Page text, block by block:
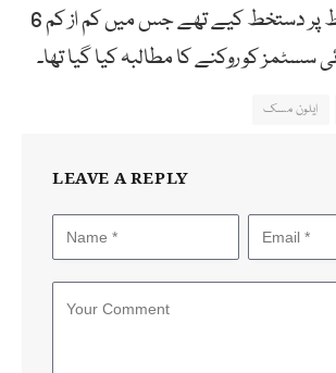
ماہرین نے ایک خط پر دستخط کیے تھے جس میں کم از کم 6
کو روکنے کا مطالبہ کیا گیا تھا۔
ایلون مسک
LEAVE A REPLY